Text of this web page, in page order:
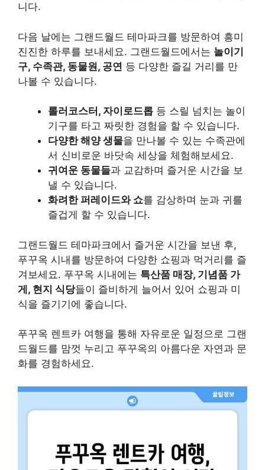
니다.
다음 날에는 그랜드월드 테마파크를 방문하여 흥미
진진한 하루를 보내세요. 그랜드월드에서는 놀이기
구, 수족관, 동물원, 공연 등 다양한 즐길 거리를 만
나볼 수 있습니다.
롤러코스터, 자이로드롭 등 스릴 넘치는 놀이
기구를 타고 짜릿한 경험을 할 수 있습니다.
다양한 해양 생물을 만나볼 수 있는 수족관에
서 신비로운 바닷속 세상을 체험해보세요.
귀여운 동물들과 교감하며 즐거운 시간을 보
낼 수 있습니다.
화려한 퍼레이드와 쇼를 감상하며 눈과 귀를
즐겁게 할 수 있습니다.
그랜드월드 테마파크에서 즐거운 시간을 보낸 후,
푸꾸옥 시내를 방문하여 다양한 쇼핑과 먹거리를 즐
겨보세요. 푸꾸옥 시내에는 특산품 매장, 기념품 가
게, 현지 식당들이 즐비하게 늘어서 있어 쇼핑과 미
식을 즐기기에 좋습니다.
푸꾸옥 렌트카 여행을 통해 자유로운 일정으로 그랜
드월드를 맘껏 누리고 푸꾸옥의 아름다운 자연과 문
화를 경험하세요.